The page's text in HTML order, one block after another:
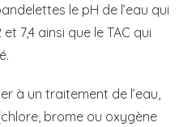
le pH de l’eau qui
7,4 ainsi que le TAC qui
à un traitement de l’eau,
brome ou oxygène